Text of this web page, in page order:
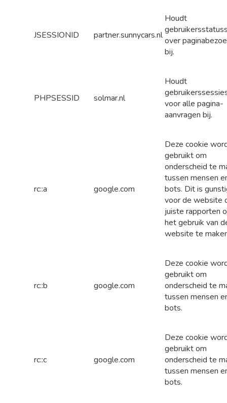
JSESSIONID partner.sunnycars.nl
Houdt
over
bij.
PHPSESSID solmar.nl
Houdt
voor alle pagina-
aanvragen bij.
rc::a google.com
Deze cookie
gebruikt om
onderscheid te
tussen mensen
bots. Dit is
voor de website
juiste rapporten
het gebruik van
website te
rc::b google.com
Deze cookie
gebruikt om
onderscheid te
tussen mensen
bots.
rc::c google.com
Deze cookie
gebruikt om
onderscheid te
tussen mensen
bots.